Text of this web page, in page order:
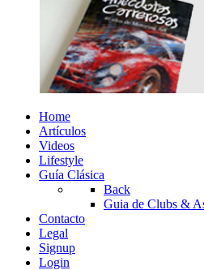
Home
Artículos
Videos
Lifestyle
Guía Clásica
Back
Guia de Clubs &
Contacto
Legal
Signup
Login